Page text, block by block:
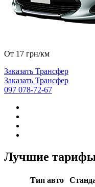
От 17 грн/км
Заказать Трансфер
Заказать Трансфер
097 078-72-67
Лучшие
Тип авто